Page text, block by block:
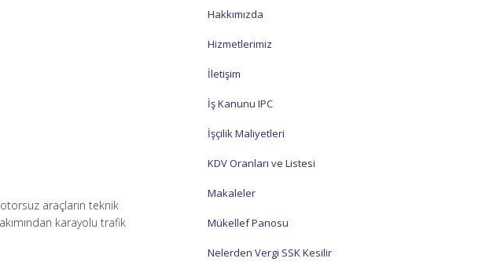
araçların teknik
karayolu trafik
Hakkımızda
Hizmetlerimiz
İletişim
İş Kanunu IPC
İşçilik Maliyetleri
KDV Oranları ve Listesi
Makaleler
Mükellef Panosu
Nelerden Vergi SSK Kesilir